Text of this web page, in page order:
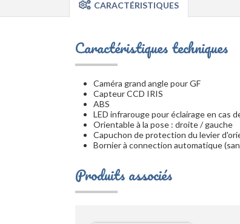
CARACTÉRISTIQUES
Caractéristiques techniques
Caméra grand angle pour GF
Capteur CCD IRIS
ABS
LED infrarouge pour éclairage en cas
Orientable à la pose : droite / gauche
Capuchon de protection du levier
Bornier à connection automatique
Produits associés